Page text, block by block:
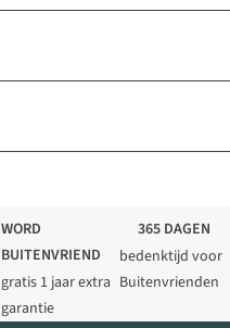
WORD
BUITENVRIEND
gratis 1 jaar extra
garantie
365 DAGEN
bedenktijd voor
Buitenvrienden